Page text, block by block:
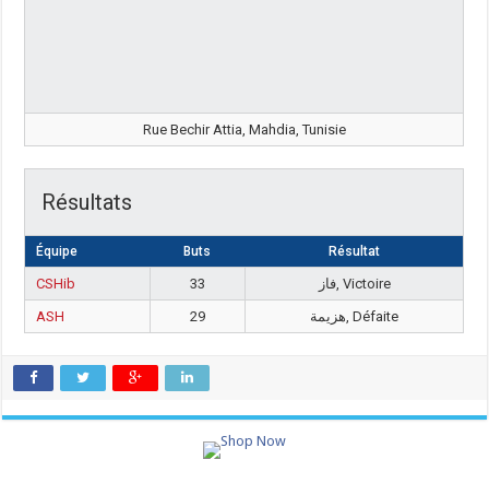
Rue Bechir Attia, Mahdia, Tunisie
Résultats
Équipe Buts Résultat
CSHib 33
فاز, Victoire
ASH
29 هزيمة, Défaite